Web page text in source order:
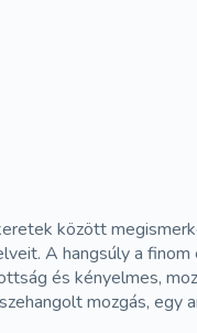
között
A hangsúly a
és kényelmes,
mozgás,